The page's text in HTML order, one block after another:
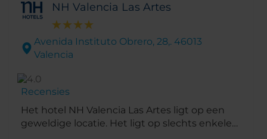
NH Valencia Las Artes
Avenida Instituto Obrero, 28,. 46013
Valencia
Recensies
Het hotel NH Valencia Las Artes ligt op een
geweldige locatie. Het ligt op slechts enkele